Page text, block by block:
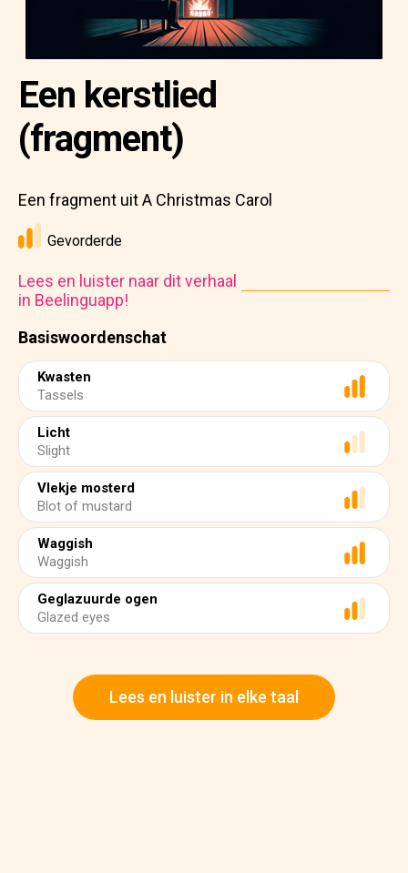
Basiswoordenschat
Kwasten
Tassels
Licht
Slight
Vlekje mosterd
Blot of mustard
Waggish
Waggish
Geglazuurde ogen
Glazed eyes
Een kerstlied
(fragment)
Een fragment uit A Christmas Carol
Gevorderde
Lees en luister naar dit verhaal
in Beelinguapp!
Lees en luister in elke taal